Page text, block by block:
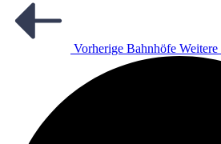
Vorherige Bahnhöfe